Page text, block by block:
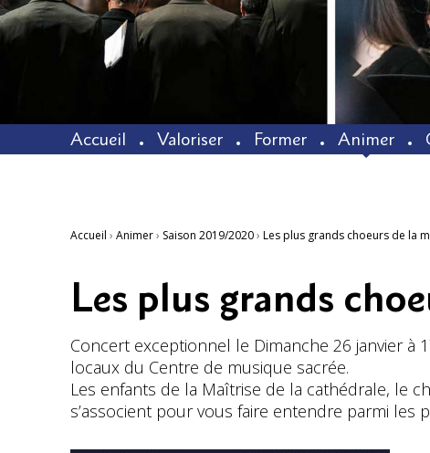
Accueil Valoriser Former Animer
Accueil › Animer› Saison 2019/2020› Les plus grands choeurs de la
Les plus grands
Concert exceptionnel le Dimanche 26 janvier à
locaux du Centre de musique sacrée.
Les enfants de la Maîtrise de la cathédrale, le
s’associent pour vous faire entendre parmi